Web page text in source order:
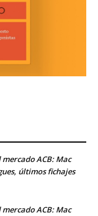
ACB: Mac
últimos fichajes
ACB: Mac